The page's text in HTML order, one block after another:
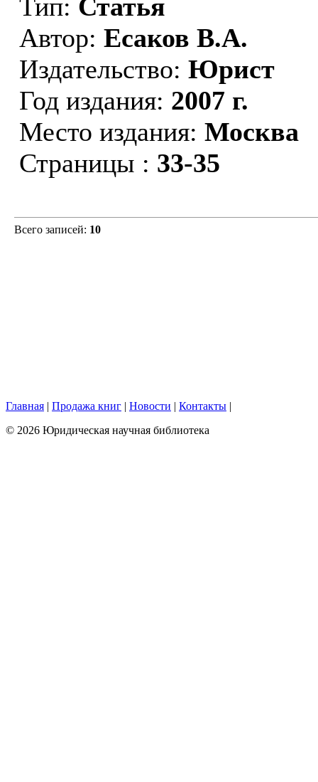
Тип: Статья
Автор: Есаков В.А.
Издательство: Юрист
Год издания: 2007 г.
Место издания: Москва
Страницы : 33-35
Всего записей: 10
Главная | Продажа книг | Новости | Контакты |
© 2026 Юридическая научная библиотека